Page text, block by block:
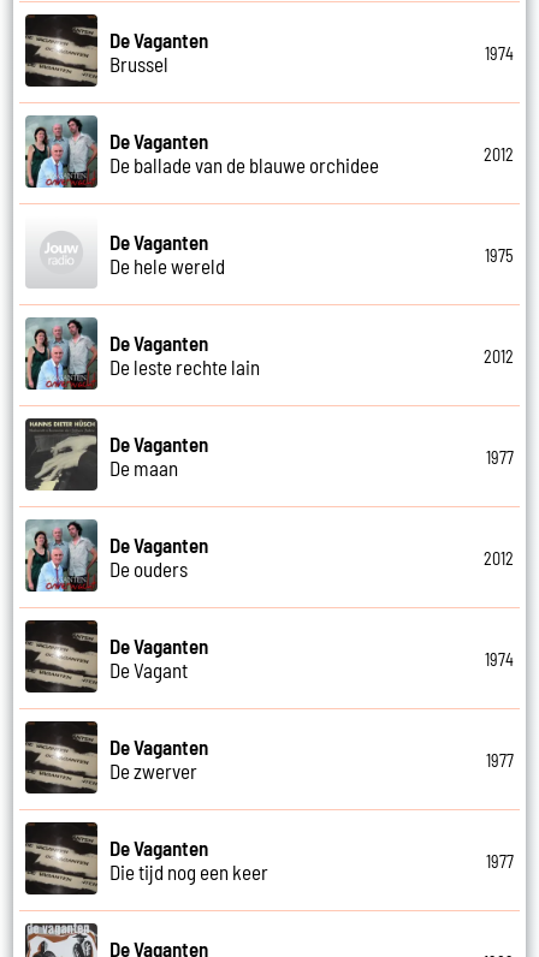
De Vaganten
Brussel
1974
De Vaganten
De ballade van de blauwe orchidee
2012
De Vaganten
De hele wereld
1975
De Vaganten
De leste rechte lain
2012
De Vaganten
De maan
1977
De Vaganten
De ouders
2012
De Vaganten
De Vagant
1974
De Vaganten
De zwerver
1977
De Vaganten
Die tijd nog een keer
1977
De Vaganten